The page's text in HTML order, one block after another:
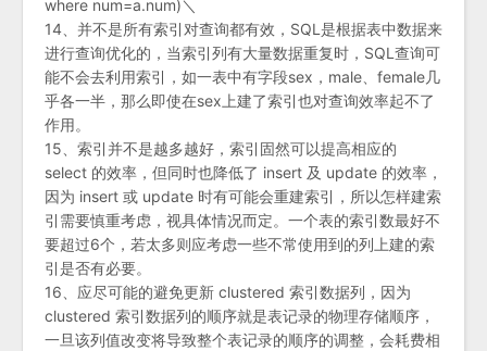
where num=a.num)＼
14、并不是所有索引对查询都有效，SQL是根据表中数据来
进行查询优化的，当索引列有大量数据重复时，SQL查询可
能不会去利用索引，如一表中有字段sex，male、female几
乎各一半，那么即使在sex上建了索引也对查询效率起不了
作用。
15、索引并不是越多越好，索引固然可以提高相应的
select 的效率，但同时也降低了 insert 及 update 的效率，
因为 insert 或 update 时有可能会重建索引，所以怎样建索
引需要慎重考虑，视具体情况而定。一个表的索引数最好不
要超过6个，若太多则应考虑一些不常使用到的列上建的索
引是否有必要。
16、应尽可能的避免更新 clustered 索引数据列，因为
clustered 索引数据列的顺序就是表记录的物理存储顺序，
一旦该列值改变将导致整个表记录的顺序的调整，会耗费相